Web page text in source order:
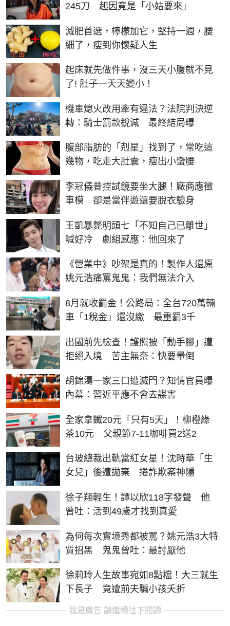
245刀 起因竟是「小姑要來」
減肥首選，檸檬加它，堅持一週，腰
細了，瘦到你懷疑人生
PR
起床就先做件事，沒三天小腹就不見
了! 肚子一天天變小！
PR
機車熄火改用牽有違法？法院判決逆
轉：騎士罰款銳減 最終結局曝
腹部脂肪的「剋星」找到了，常吃這
幾物，吃走大肚囊，瘦出小蠻腰
PR
李冠儀昔控試鏡要坐大腿！廠商應徵
車模 卻是當伴遊還要脫衣驗身
王凱暴斃明頭七「不知自己已離世」
喊好冷 劇組感應：他回來了
《營業中》吵架是真的！製作人還原
姚元浩痛罵鬼鬼：我們無法介入
8月就收罰金！公路局：全台720萬輛
車「1稅金」還沒繳 最重罰3千
出國前先檢查！護照被「動手腳」遭
拒絕入境 苦主無奈：快要暈倒
胡錦濤一家三口遭滅門？知情官員曝
內幕：習近平應不會去謀害
全家拿鐵20元「只有5天」！柳橙綠
茶10元 父親節7-11咖啡買2送2
台玻總裁出軌當紅女星！沈時華「生
女兒」後遭拋棄 捲詐欺案神隱
徐子翔輕生！譚以欣118字發聲 他
曾吐：活到49歲才找到真愛
為何每次實境秀都被罵？姚元浩3大特
質招黑 鬼鬼曾吐：最討厭他
徐莉玲人生故事宛如8點檔！大三就生
下長子 竟遭前夫騙小孩夭折
我是廣告 請繼續往下閱讀